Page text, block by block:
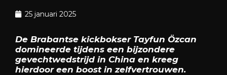
25 januari 2025
De Brabantse kickbokser Tayfun Özcan
domineerde tijdens een bijzondere
gevechtwedstrijd in China en kreeg
hierdoor een boost in zelfvertrouwen.